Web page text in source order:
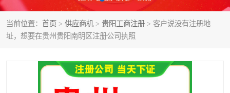
当前位置： 首页 > 供应商机 > 贵阳工商注册 > 客户说没有注册地
址，想要在贵州贵阳南明区注册公司执照
贵州茅台镇公司注销 贵阳公司注册
贵州茅台镇营业执照代办 公司转让收购